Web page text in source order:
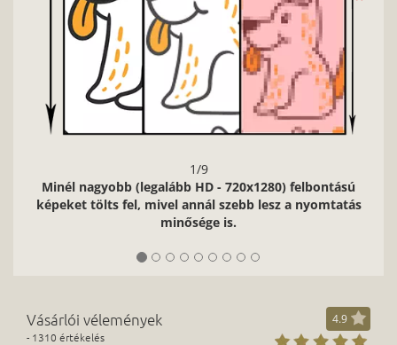
1/9
Minél nagyobb (legalább HD - 720x1280) felbontású
képeket tölts fel, mivel annál szebb lesz a nyomtatás
minősége is.
Vásárlói vélemények
- 1310 értékelés
4.9